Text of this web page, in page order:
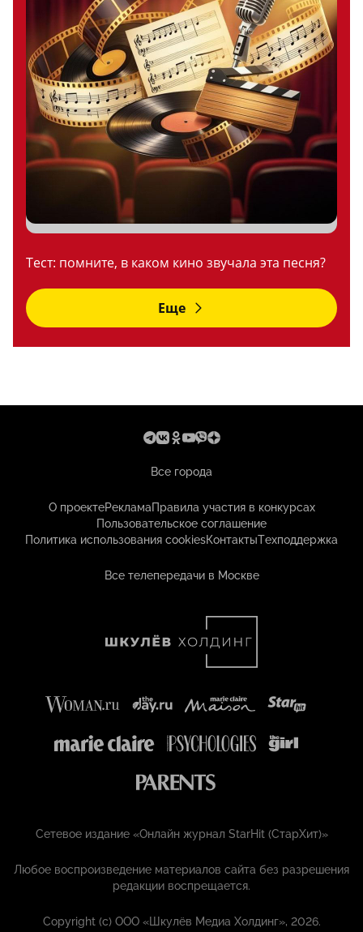
Тест: помните, в каком кино звучала эта песня?
Еще
Все города
О проектеРекламаПравила участия в конкурсах
Пользовательское соглашение
Политика использования cookiesКонтактыТехподдержка
Все телепередачи в Москве
Сетевое издание «Онлайн журнал StarHit (СтарХит)»
Любое воспроизведение материалов сайта без разрешения
редакции воспрещается.
Copyright (с) ООО «Шкулёв Медиа Холдинг», 2026.